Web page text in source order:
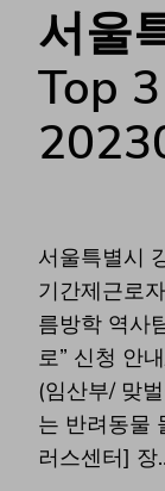
서울
Top
서울특별시
기간제근로
름방학 역사
로” 신청 안
(임산부/ 맞
는 반려동물
러스센터] 장